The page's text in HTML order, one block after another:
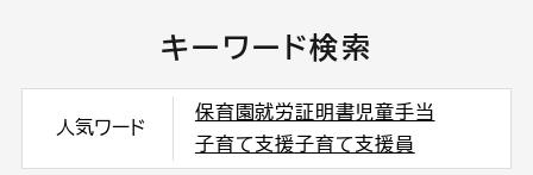
キーワード検索
人気ワード
保育園就労証明書児童手当
子育て支援子育て支援員